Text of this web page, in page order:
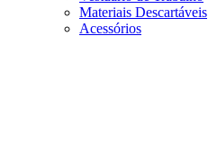
Materiais Descartáveis
Acessórios